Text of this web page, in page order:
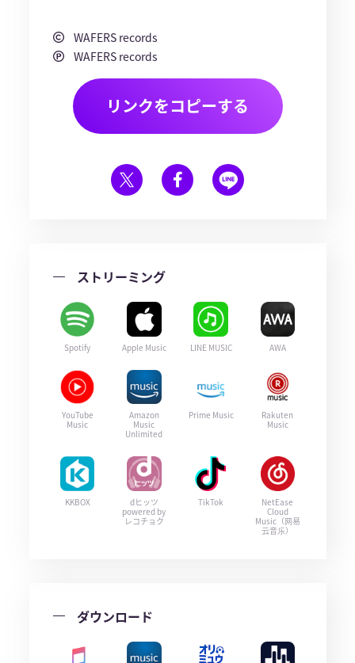
WAFERS records
WAFERS records
リンクをコピーする
ストリーミング
Spotify Apple Music LINE MUSIC AWA
YouTube
Music
Amazon
Music
Unlimited
Prime Music
Rakuten
Music
KKBOX
dヒッツ
powered by
レコチョク
TikTok
NetEase
Cloud
Music（网易
云音乐）
ダウンロード